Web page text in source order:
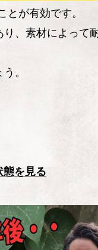
とが有効です。
り、素材によって
。
態を見る